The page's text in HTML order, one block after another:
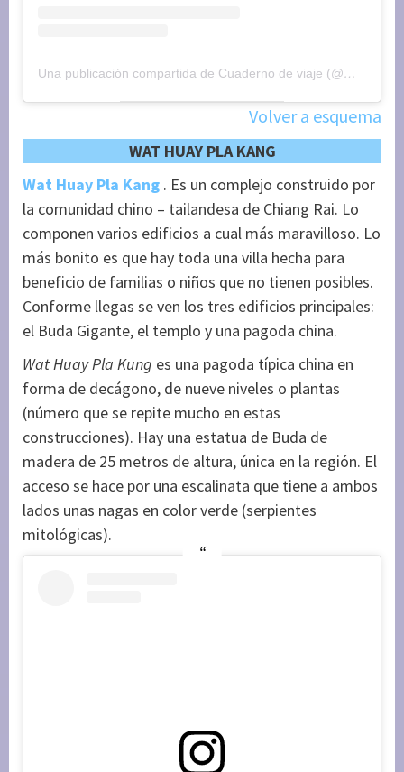
Una publicación compartida de Cuaderno de viaje (@maryajosess)
Volver a esquema
WAT HUAY PLA KANG
Wat Huay Pla Kang . Es un complejo construido por
la comunidad chino – tailandesa de Chiang Rai. Lo
componen varios edificios a cual más maravilloso. Lo
más bonito es que hay toda una villa hecha para
beneficio de familias o niños que no tienen posibles.
Conforme llegas se ven los tres edificios principales:
el Buda Gigante, el templo y una pagoda china.
Wat Huay Pla Kung es una pagoda típica china en
forma de decágono, de nueve niveles o plantas
(número que se repite mucho en estas
construcciones). Hay una estatua de Buda de
madera de 25 metros de altura, única en la región. El
acceso se hace por una escalinata que tiene a ambos
lados unas nagas en color verde (serpientes
mitológicas).